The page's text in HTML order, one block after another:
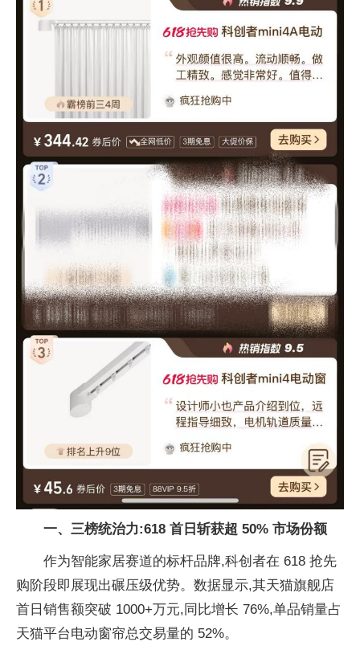
一、三榜统治力:618 首日斩获超 50% 市场份额
作为智能家居赛道的标杆品牌,科创者在 618 抢先
购阶段即展现出碾压级优势。数据显示,其天猫旗舰店
首日销售额突破 1000+万元,同比增长 76%,单品销量占
天猫平台电动窗帘总交易量的 52%。